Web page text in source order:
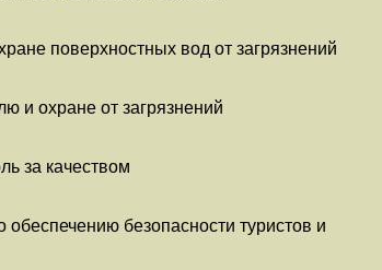
поверхностных вод от загрязнений
и охране от загрязнений
за качеством
безопасности туристов и